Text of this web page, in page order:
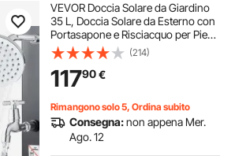
VEVOR Doccia Solare da Giardino
35 L, Doccia Solare da Esterno con
Portasapone e Risciacquo per Piedi,
Altezza di Soffione a Pioggia 195
cm, Acqua Calda Max. 60°C, per
Piscina Spiaggia Campeggio, Nero
(214)
11790€
Rimangono solo 5, Ordina subito
Consegna:non appena Mer.
Ago. 12